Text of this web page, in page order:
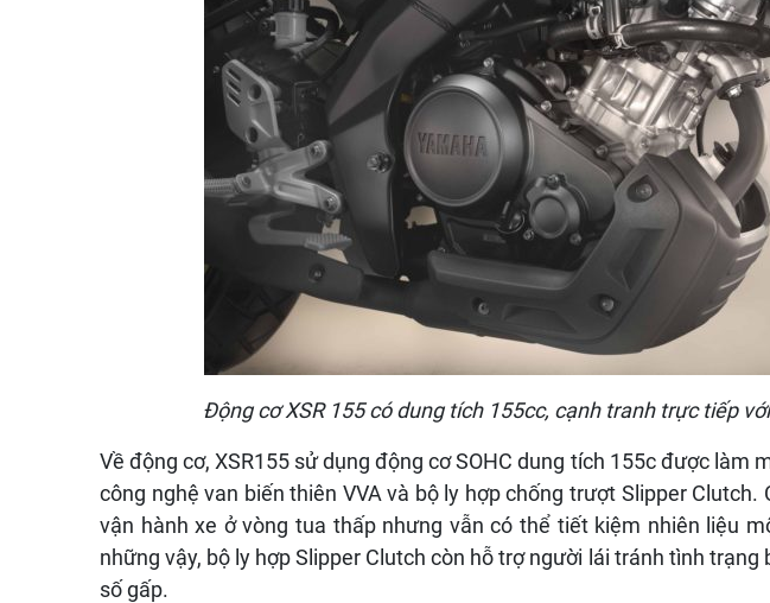
Động cơ XSR 155 có dung tích 155cc, cạnh tranh trực tiếp
Về động cơ, XSR155 sử dụng động cơ SOHC dung tích 155c được làm
công nghệ van biến thiên VVA và bộ ly hợp chống trượt Slipper Clutch.
vận hành xe ở vòng tua thấp nhưng vẫn có thể tiết kiệm nhiên liệu
những vậy, bộ ly hợp Slipper Clutch còn hỗ trợ người lái tránh tình trạng
số gấp.